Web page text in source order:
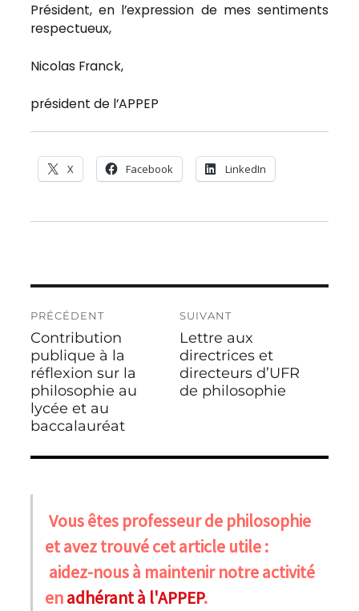
Président, en l’expression de mes sentiments
respectueux,
Nicolas Franck,
président de l’APPEP
X Facebook LinkedIn
de
l’article
PRÉCÉDENT
Publication
précédente :
Contribution
publique à la
réflexion sur la
philosophie au
lycée et au
baccalauréat
SUIVANT
Publication
suivante :
Lettre aux
directrices et
directeurs d’UFR
de philosophie
Vous êtes professeur de philosophie
et avez trouvé cet article utile :
aidez-nous à maintenir notre activité
enadhérant à l'APPEP.